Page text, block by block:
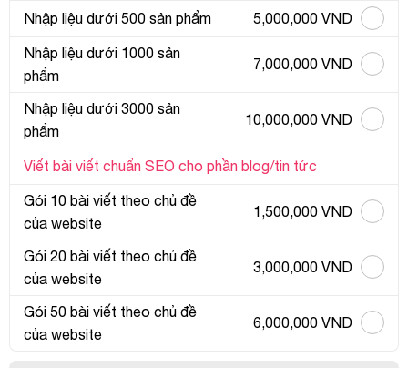
Nhập liệu dưới 500 sản phẩm 5,000,000 VND
Nhập liệu dưới 1000 sản
phẩm
7,000,000 VND
Nhập liệu dưới 3000 sản
phẩm
10,000,000 VND
Viết bài viết chuẩn SEO cho phần blog/tin tức
Gói 10 bài viết theo chủ đề
của website
1,500,000 VND
Gói 20 bài viết theo chủ đề
của website
3,000,000 VND
Gói 50 bài viết theo chủ đề
của website
6,000,000 VND